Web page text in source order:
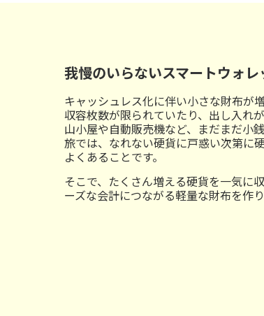
我慢のいらないスマートウォレ
キャッシュレス化に伴い小さな財布が
収容枚数が限られていたり、出し入れ
山小屋や自動販売機など、まだまだ小
旅では、なれない硬貨に戸惑い次第に
よくあることです。
そこで、たくさん増える硬貨を一気に
ーズな会計につながる軽量な財布を作り